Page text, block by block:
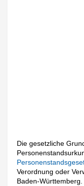
Die gesetzliche
Verordnung oder
Baden-